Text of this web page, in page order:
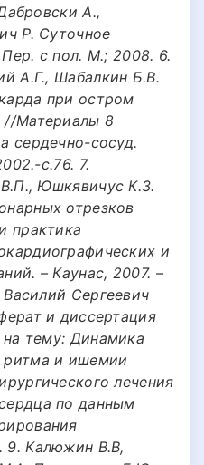
А.,
Р. Суточное
с пол. М.; 2008. 6.
А.Г., Шабалкин Б.В.
при остром
//Материалы 8
сердечно-сосуд.
с.76. 7.
Юшкявичус К.З.
отрезков
практика
и
– Каунас, 2007. –
Сергеевич
и диссертация
тему: Динамика
ритма и ишемии
лечения
по данным
9. Калюжин В.В,